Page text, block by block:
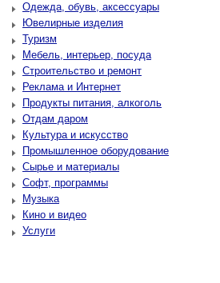
Одежда, обувь, аксессуары
Ювелирные изделия
Туризм
Мебель, интерьер, посуда
Строительство и ремонт
Реклама и Интернет
Продукты питания, алкоголь
Отдам даром
Культура и искусство
Промышленное оборудование
Сырье и материалы
Софт, программы
Музыка
Кино и видео
Услуги